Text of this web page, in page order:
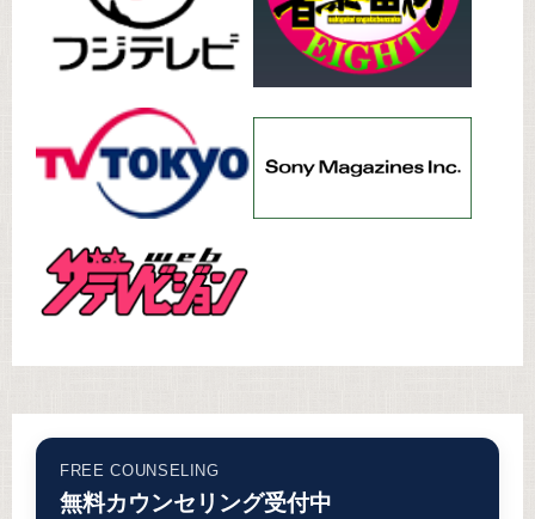
FREE COUNSELING
無料カウンセリング受付中